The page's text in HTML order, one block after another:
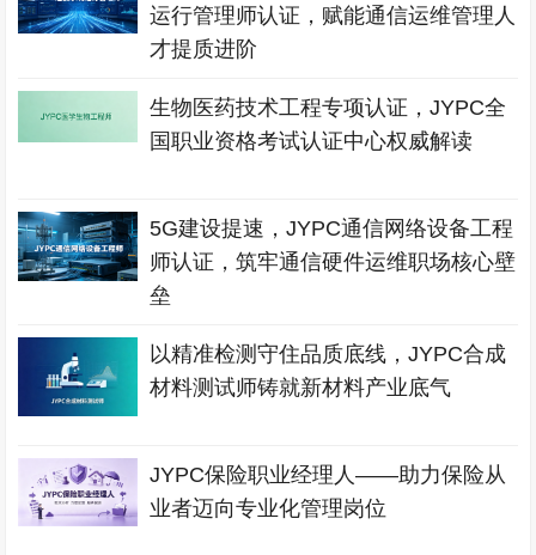
运行管理师认证，赋能通信运维管理人
才提质进阶
生物医药技术工程专项认证，JYPC全
国职业资格考试认证中心权威解读
5G建设提速，JYPC通信网络设备工程
师认证，筑牢通信硬件运维职场核心壁
垒
以精准检测守住品质底线，JYPC合成
材料测试师铸就新材料产业底气
JYPC保险职业经理人——助力保险从
业者迈向专业化管理岗位